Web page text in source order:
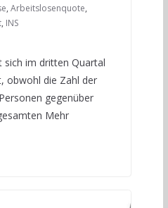
, Arbeitslosenquote,
, INS
sich im dritten Quartal
obwohl die Zahl der
gegenüber
Mehr